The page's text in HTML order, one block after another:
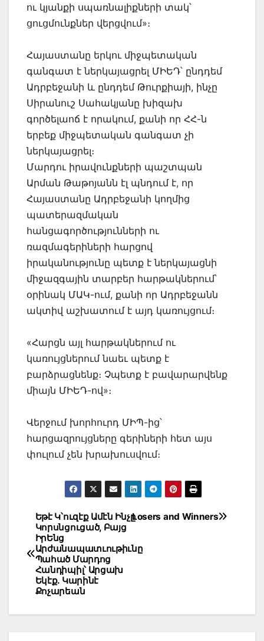
ու կյանքի սպառնալիքների տակ՝
ցուցմունքներ վերցվում»։
Հայաստանը երկու միջպետական
գանգատ է ներկայացրել ՄԻԵԴ՝ ընդդեմ
Ադրբեջանի և ընդդեմ Թուրքիայի, ինչը
Սիրանուշ Սահակյանը խիզախ
գործելաոճ է որակում, քանի որ ՀՀ-ն
երբեք միջպետական գանգատ չի
ներկայացրել։
Մարդու իրավունքների պաշտպան
Արման Թաթոյանն էլ պնդում է, որ
Հայաստանը Ադրբեջանի կողմից
պատերազմական
հանցագործությունների ու
ռազմագերիների հարցով
իրականությունը պետք է ներկայացնի
միջազգային տարբեր հարթակներում՝
օրինակ ՄԱԿ-ում, քանի որ Ադրբեջանն
ակտիվ աշխատում է այդ կառույցում։
«Հարցն այլ հարթակներում ու
կառույցներում նաեւ պետք է
բարձրացնենք։ Չպետք է բավարարվենք
միայն ՄԻԵԴ-ով»։
Վերջում խորհուրդ ՄԻՊ-ից՝
հարցազրույցները գերիների հետ այս
փուլում չեն խրախուսվում։
Post
navigation
Losers and Winners
Եթէ Կ՝ուզէք Ամէն Ինչը
Կորսնցուցած, Բայց
ԻրԵնց
Արժանապատւութիւնը
Պահած Մարդոց
Հանդիպիլ՝ Արցախ
Եկէք. Կարինէ
Քոչարեան